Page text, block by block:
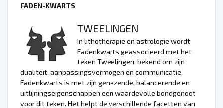
FADEN-KWARTS
TWEELINGEN
In lithotherapie en astrologie wordt
Fadenkwarts geassocieerd met het
teken Tweelingen, bekend om zijn
dualiteit, aanpassingsvermogen en communicatie.
Fadenkwarts is met zijn genezende, balancerende en
uitlijningseigenschappen een waardevolle bondgenoot
voor dit teken. Het helpt de verschillende facetten van